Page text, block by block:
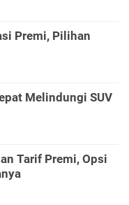
Premi, Pilihan
Melindungi SUV
Tarif Premi, Opsi